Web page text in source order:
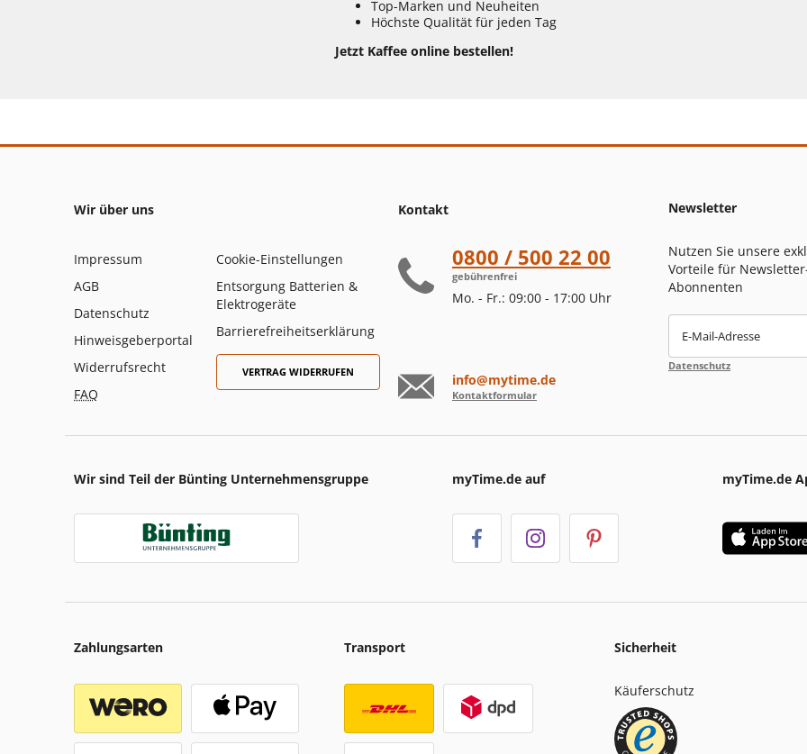
Top-Marken und Neuheiten
Höchste Qualität für jeden Tag
Jetzt Kaffee online bestellen!
Wir über uns
Impressum
AGB
Datenschutz
Hinweisgeberportal
Widerrufsrecht
FAQ
Cookie-Einstellungen
Entsorgung Batterien &
Elektrogeräte
Barrierefreiheitserklärung
VERTRAG WIDERRUFEN
Kontakt
0800 / 500 22 00
gebührenfrei
Mo. - Fr.: 09:00 - 17:00 Uhr
info@mytime.de
Kontaktformular
Newsletter
Nutzen Sie unsere
Vorteile für
Abonnenten
E-Mail-Adresse
Datenschutz
Wir sind Teil der Bünting Unternehmensgruppe myTime.de auf myTime.de
Zahlungsarten Transport Sicherheit
Käuferschutz